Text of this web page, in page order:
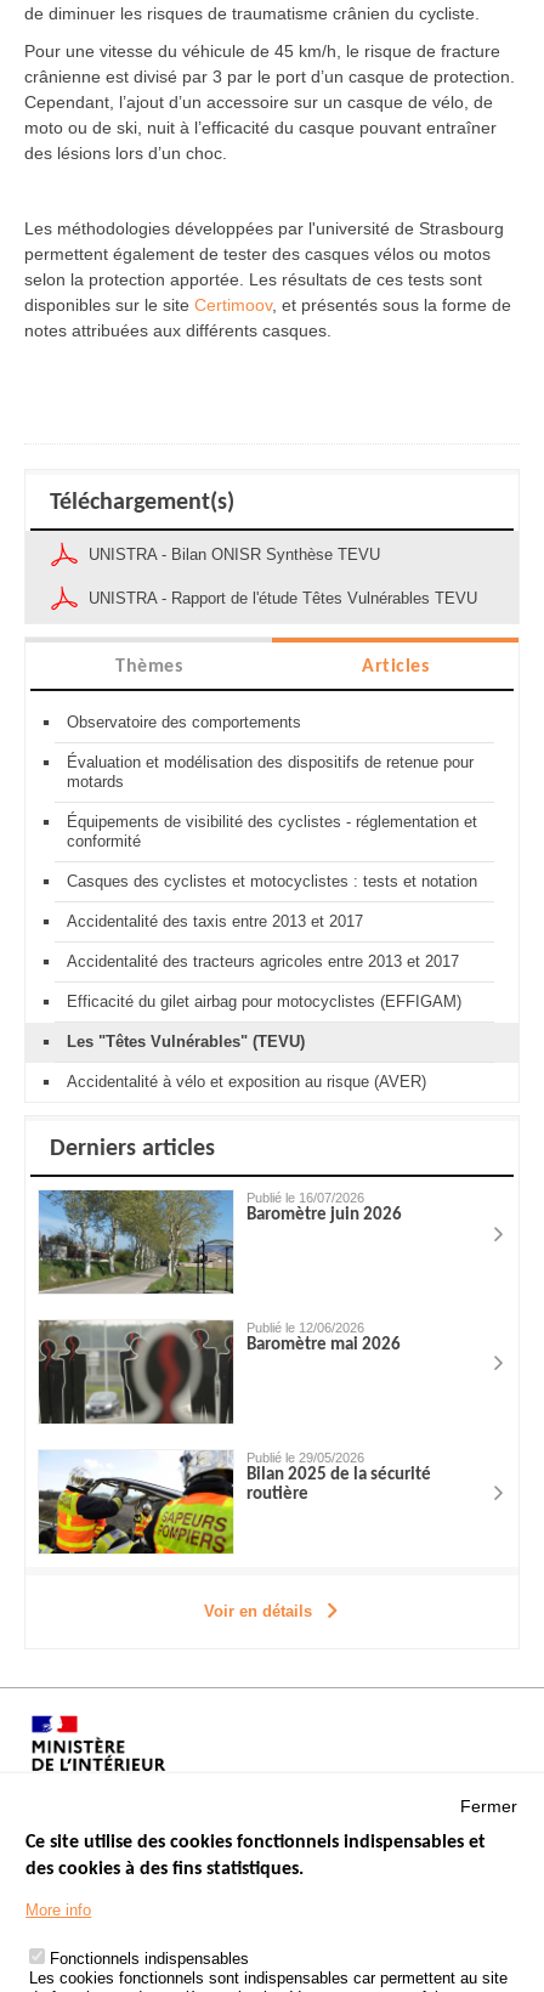
de diminuer les risques de traumatisme crânien du cycliste.
Pour une vitesse du véhicule de 45 km/h, le risque de fracture
crânienne est divisé par 3 par le port d’un casque de protection.
Cependant, l’ajout d’un accessoire sur un casque de vélo, de
moto ou de ski, nuit à l’efficacité du casque pouvant entraîner
des lésions lors d’un choc.
Les méthodologies développées par l'université de Strasbourg
permettent également de tester des casques vélos ou motos
selon la protection apportée. Les résultats de ces tests sont
disponibles sur le site Certimoov, et présentés sous la forme de
notes attribuées aux différents casques.
Téléchargement(s)
UNISTRA - Bilan ONISR Synthèse TEVU
UNISTRA - Rapport de l'étude Têtes Vulnérables TEVU
Thèmes Articles
Observatoire des comportements
Évaluation et modélisation des dispositifs de retenue pour
motards
Équipements de visibilité des cyclistes - réglementation et
conformité
Casques des cyclistes et motocyclistes : tests et notation
Accidentalité des taxis entre 2013 et 2017
Accidentalité des tracteurs agricoles entre 2013 et 2017
Efficacité du gilet airbag pour motocyclistes (EFFIGAM)
Les "Têtes Vulnérables" (TEVU)
Accidentalité à vélo et exposition au risque (AVER)
Derniers articles
Publié le 16/07/2026
Baromètre juin 2026
Publié le 12/06/2026
Baromètre mai 2026
Publié le 29/05/2026
Bilan 2025 de la sécurité
routière
Voir en détails
Menu
Footer
LES SITES PUBLICS
ÉTAT DE L’INSÉCURITÉ ROUTIÈRE
TRAITEMENT DES DONNÉES PERSONNELLES DES ACCIDENTS DE
Fermer
Ce site utilise des cookies fonctionnels indispensables et
des cookies à des fins statistiques.
More info
Fonctionnels indispensables
Les cookies fonctionnels sont indispensables car permettent au site